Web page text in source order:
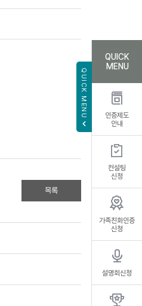
목록
QUICK MENU
QUICK
MENU
인증제도
안내
컨설팅
신청
가족친화인증
신청
설명회신청